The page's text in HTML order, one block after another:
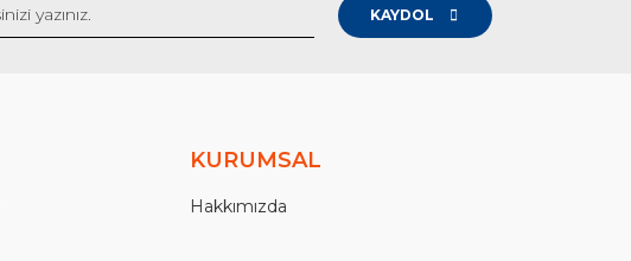
KAYDOL
KURUMSAL
Hakkımızda